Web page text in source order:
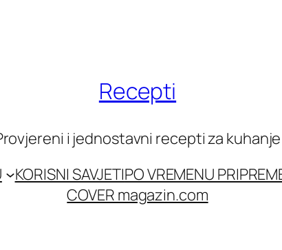
Recepti
i jednostavni recepti za kuhanje
KORISNI SAVJETIPO VREMENU
COVER magazin.com